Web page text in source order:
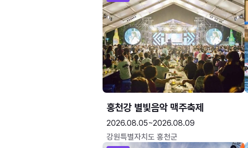
홍천강 별빛음악 맥주축제
2026.08.05~2026.08.09
강원특별자치도 홍천군